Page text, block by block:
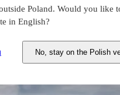
Poland. Would you like
in English?
No, stay on the Polish
South